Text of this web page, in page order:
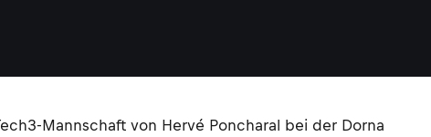
Mannschaft von Hervé Poncharal bei der Dorna